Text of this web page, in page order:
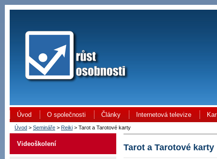
Úvod O společnosti Články Internetová televize
Úvod > Semináře > Reiki > Tarot a Tarotové karty
Videoškolení Tarot a Tarotové karty